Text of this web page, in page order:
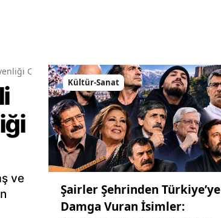
Ortak Vazifemiz
ve
Kültür-Sanat
Şairler Şehrinden Türkiye’ye
Damga Vuran İsimler: